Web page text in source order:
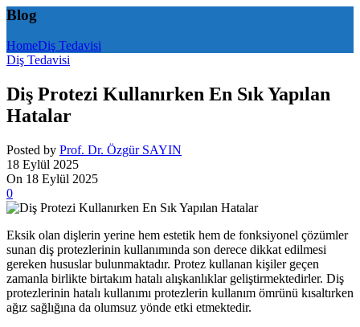
Blog
HomeDiş Tedavisi
Diş Tedavisi
Diş Protezi Kullanırken En Sık Yapılan
Hatalar
Posted by Prof. Dr. Özgür SAYIN
18 Eylül 2025
On 18 Eylül 2025
0
Eksik olan dişlerin yerine hem estetik hem de fonksiyonel çözümler
sunan diş protezlerinin kullanımında son derece dikkat edilmesi
gereken hususlar bulunmaktadır. Protez kullanan kişiler geçen
zamanla birlikte birtakım hatalı alışkanlıklar geliştirmektedirler. Diş
protezlerinin hatalı kullanımı protezlerin kullanım ömrünü kısaltırken
ağız sağlığına da olumsuz yönde etki etmektedir.